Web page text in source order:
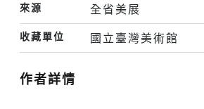
來源 全省美展
收藏單位 國立臺灣美術館
作者詳情